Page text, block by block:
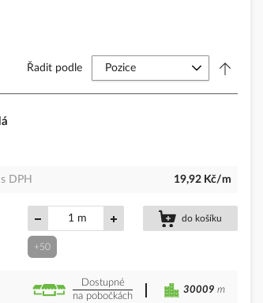
Řadit podle
DPH 19,92 Kč/m
m do košíku
+50
Dostupné
na pobočkách
30009 m